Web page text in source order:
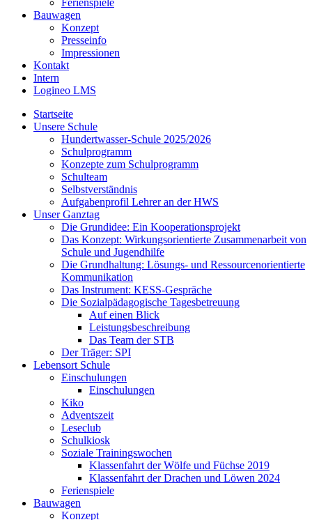
Ferienspiele
Bauwagen
Konzept
Presseinfo
Impressionen
Kontakt
Intern
Logineo LMS
Startseite
Unsere Schule
Hundertwasser-Schule 2025/2026
Schulprogramm
Konzepte zum Schulprogramm
Schulteam
Selbst­ver­ständ­nis
Aufgabenprofil Lehrer an der HWS
Unser Ganztag
Die Grundidee: Ein Kooperationsprojekt
Das Konzept: Wirkungsorientierte Zusammenarbeit von
Schule und Jugendhilfe
Die Grundhaltung: Lösungs- und Ressourcenorientierte
Kommunikation
Das Instrument: KESS-Gespräche
Die Sozialpädagogische Tagesbetreuung
Auf einen Blick
Leistungsbeschreibung
Das Team der STB
Der Träger: SPI
Lebensort Schule
Einschulungen
Einschulungen
Kiko
Adventszeit
Leseclub
Schulkiosk
Soziale Trainingswochen
Klassenfahrt der Wölfe und Füchse 2019
Klassenfahrt der Drachen und Löwen 2024
Ferienspiele
Bauwagen
Konzept